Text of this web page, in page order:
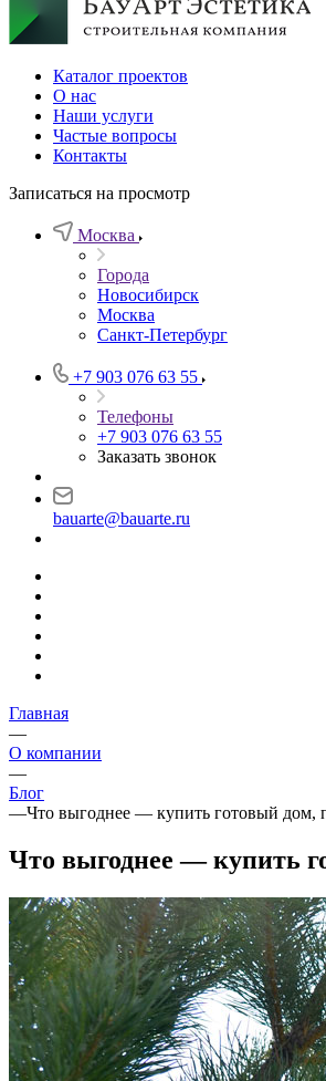
Каталог проектов
О нас
Наши услуги
Частые вопросы
Контакты
Записаться на просмотр
Москва
Города
Новосибирск
Москва
Санкт-Петербург
+7 903 076 63 55
Телефоны
+7 903 076 63 55
Заказать звонок
bauarte@bauarte.ru
Главная
—
О компании
—
Блог
—Что выгоднее — купить готовый дом,
Что выгоднее — купить